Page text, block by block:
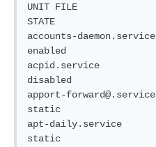
UNIT FILE
STATE
accounts-daemon.service
enabled
acpid.service
disabled
apport-forward@.service
static
apt-daily.service
static